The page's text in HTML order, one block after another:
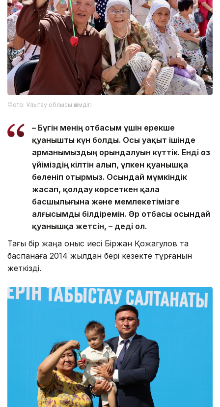
Фото: Ұлытау облысы әкімдігі
– Бүгін менің отбасым үшін ерекше
қуанышты күн болды. Осы уақыт ішінде
арманымыздың орындалуын күттік. Енді өз
үйіміздің кілтін алып, үлкен қуанышқа
бөленіп отырмыз. Осындай мүмкіндік
жасап, қолдау көрсеткен қала
басшылығына және мемлекетімізге
алғысымды білдіремін. Әр отбасы осындай
қуанышқа жетсін, – деді ол.
Тағы бір жаңа қоныс иесі Біржан Қожагулов та
баспанаға 2014 жылдан бері кезекте тұрғанын
жеткізді.